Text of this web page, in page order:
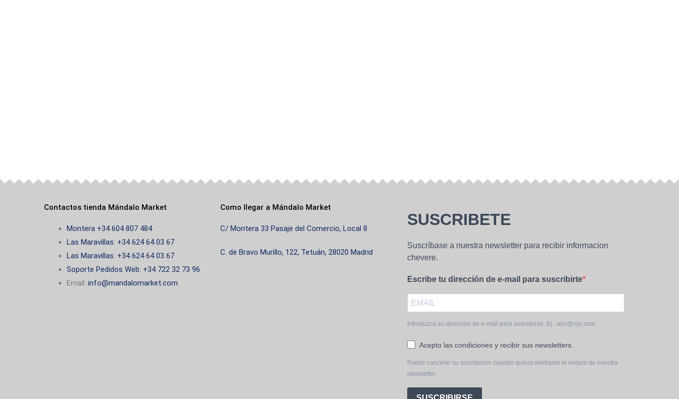
Contactos tienda Mándalo Market
Montera +34 604 807 484
Las Maravillas: +34 624 64 03 67
Las Maravillas: +34 624 64 03 67
Soporte Pedidos Web: +34 722 32 73 96
Email:info@mandalomarket.com
Como llegar a Mándalo Market
C/ Montera 33 Pasaje del Comercio, Local 8
C. de Bravo Murillo, 122, Tetuán, 28020 Madrid
SUSCRIBETE
Suscríbase a nuestra newsletter para recibir informacion
chevere.
Escribe tu dirección de e-mail para suscribirte
Introduzca su dirección de e-mail para suscribirse. Ej.: abc@xyz.com
Acepto las condiciones y recibir sus newsletters.
Puede cancelar su suscripción cuando quiera mediante el enlace de nuestra
newsletter.